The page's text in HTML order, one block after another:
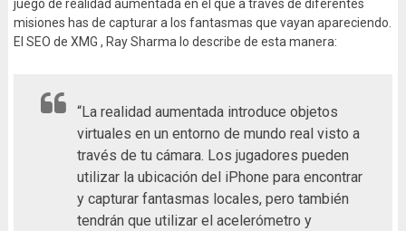
juego de realidad aumentada en el que a través de diferentes
misiones has de capturar a los fantasmas que vayan apareciendo.
El SEO de XMG , Ray Sharma lo describe de esta manera:
“La realidad aumentada introduce objetos
virtuales en un entorno de mundo real visto a
través de tu cámara. Los jugadores pueden
utilizar la ubicación del iPhone para encontrar
y capturar fantasmas locales, pero también
tendrán que utilizar el acelerómetro y